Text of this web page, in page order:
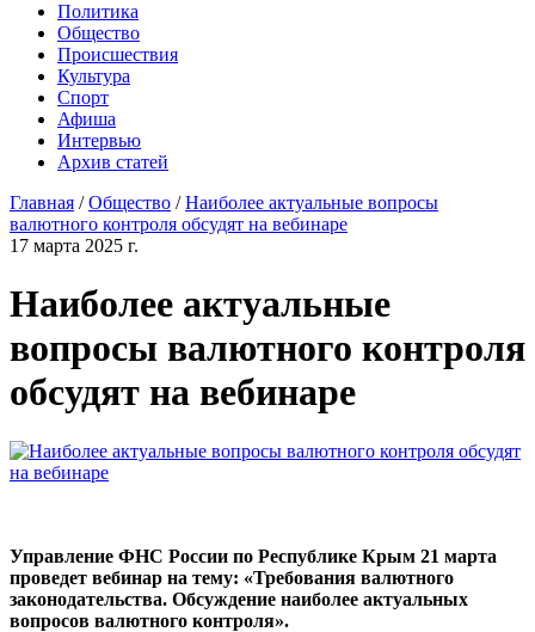
Политика
Общество
Проиcшествия
Культура
Спорт
Афиша
Интервью
Архив статей
Главная /Общество /Наиболее актуальные вопросы
валютного контроля обсудят на вебинаре
17 марта 2025 г.
Наиболее актуальные
вопросы валютного контроля
обсудят на вебинаре
Управление ФНС России по Республике Крым 21 марта
проведет вебинар на тему: «Требования валютного
законодательства. Обсуждение наиболее актуальных
вопросов валютного контроля».